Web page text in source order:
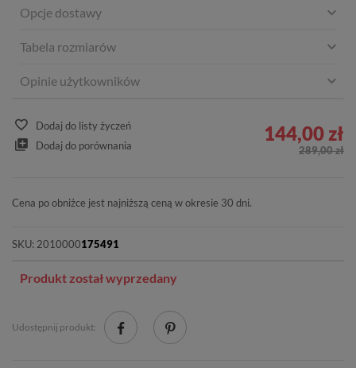
Opcje dostawy
Tabela rozmiarów
Opinie użytkowników
Dodaj do listy życzeń
Dodaj do porównania
144,00 zł
289,00 zł
Cena po obniżce jest najniższą ceną w okresie 30 dni.
SKU: 2010000175491
Produkt został wyprzedany
Udostępnij produkt: